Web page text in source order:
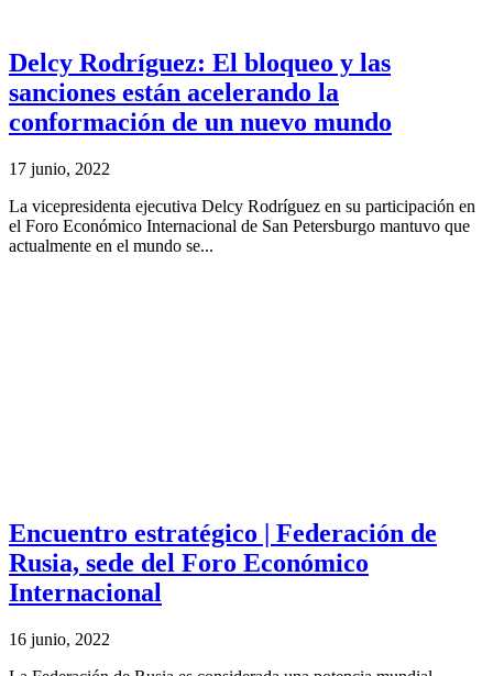
Delcy Rodríguez: El bloqueo y las
sanciones están acelerando la
conformación de un nuevo mundo
17 junio, 2022
La vicepresidenta ejecutiva Delcy Rodríguez en su participación en
el Foro Económico Internacional de San Petersburgo mantuvo que
actualmente en el mundo se...
Encuentro estratégico | Federación de
Rusia, sede del Foro Económico
Internacional
16 junio, 2022